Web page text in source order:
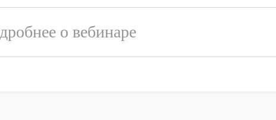
о вебинаре